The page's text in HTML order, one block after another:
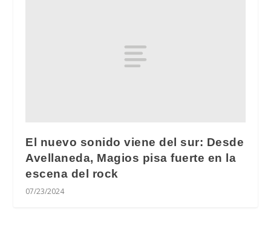
El nuevo sonido viene del sur: Desde
Avellaneda, Magios pisa fuerte en la
escena del rock
07/23/2024